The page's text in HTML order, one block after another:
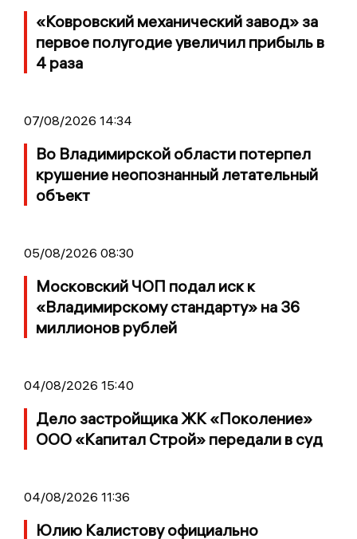
«Ковровский механический завод» за
первое полугодие увеличил прибыль в
4 раза
07/08/2026 14:34
Во Владимирской области потерпел
крушение неопознанный летательный
объект
05/08/2026 08:30
Московский ЧОП подал иск к
«Владимирскому стандарту» на 36
миллионов рублей
04/08/2026 15:40
Дело застройщика ЖК «Поколение»
ООО «Капитал Строй» передали в суд
04/08/2026 11:36
Юлию Калистову официально